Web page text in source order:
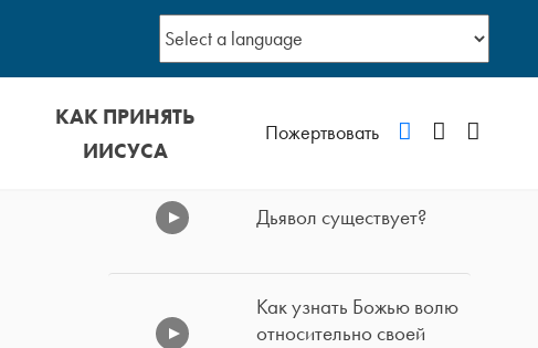
КАК ПРИНЯТЬ
ИИСУСА
Пожертвовать VKontakteYouTube
Дьявол существует?
Как узнать Божью волю
относительно своей